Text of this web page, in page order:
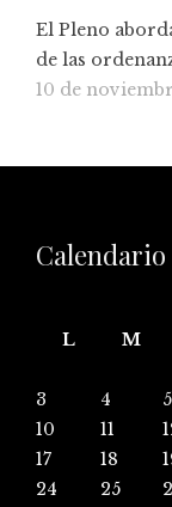
El Pleno
de las
10 de
Calendario
L
M
3
4 5
10
11
17
18
24
25